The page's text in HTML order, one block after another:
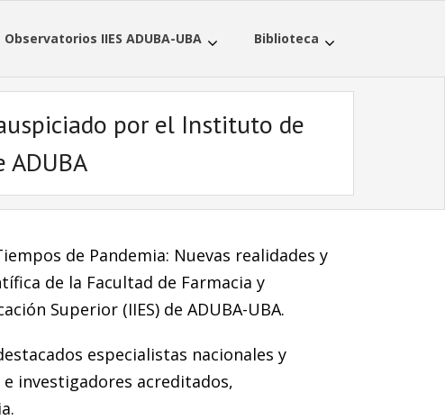
Observatorios IIES ADUBA-UBA Biblioteca
por el Instituto de
de Pandemia: Nuevas realidades y
de la Facultad de Farmacia y
Superior (IIES) de ADUBA-UBA.
especialistas nacionales y
investigadores acreditados,